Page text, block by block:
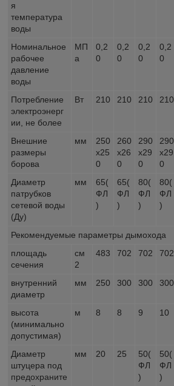
я
температура
воды
Номинальное
рабочее
давление
воды
МП
а
0,2
0
0,2
0
0,2
0
0,2
0
Потребление
электроэнерг
ии, не более
Вт 210 210 210 210
Внешние
размеры
борова
мм
250
x25
0
260
x26
0
290
x29
0
290
x29
0
Диаметр
патрубков
сетевой воды
(Ду)
мм
65(
ФЛ
)
65(
ФЛ
)
80(
ФЛ
)
80(
ФЛ
)
Рекомендуемые параметры дымохода
площадь
сечения
см
2
483 702 702 702
внутренний
диаметр
мм 250 300 300 300
высота
(минимально
допустимая)
м 8 8 9 10
Диаметр
штуцера под
предохраните
мм 20 25
50(
ФЛ
)
50(
ФЛ
)